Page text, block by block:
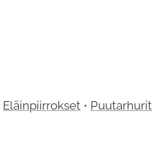
Eläinpiirrokset • Puutarhurit